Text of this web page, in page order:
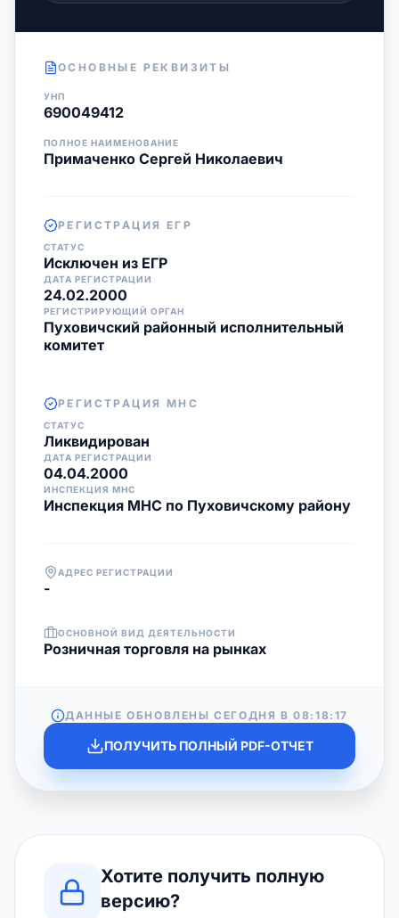
ОСНОВНЫЕ РЕКВИЗИТЫ
УНП
690049412
ПОЛНОЕ НАИМЕНОВАНИЕ
Примаченко Сергей Николаевич
РЕГИСТРАЦИЯ ЕГР
СТАТУС
Исключен из ЕГР
ДАТА РЕГИСТРАЦИИ
24.02.2000
РЕГИСТРИРУЮЩИЙ ОРГАН
Пуховичский районный исполнительный
комитет
РЕГИСТРАЦИЯ МНС
СТАТУС
Ликвидирован
ДАТА РЕГИСТРАЦИИ
04.04.2000
ИНСПЕКЦИЯ МНС
Инспекция МНС по Пуховичскому району
АДРЕС РЕГИСТРАЦИИ
-
ОСНОВНОЙ ВИД ДЕЯТЕЛЬНОСТИ
Розничная торговля на рынках
ДАННЫЕ ОБНОВЛЕНЫ СЕГОДНЯ В08:18:17
ПОЛУЧИТЬ ПОЛНЫЙ PDF-ОТЧЕТ
Хотите получить полную
версию?